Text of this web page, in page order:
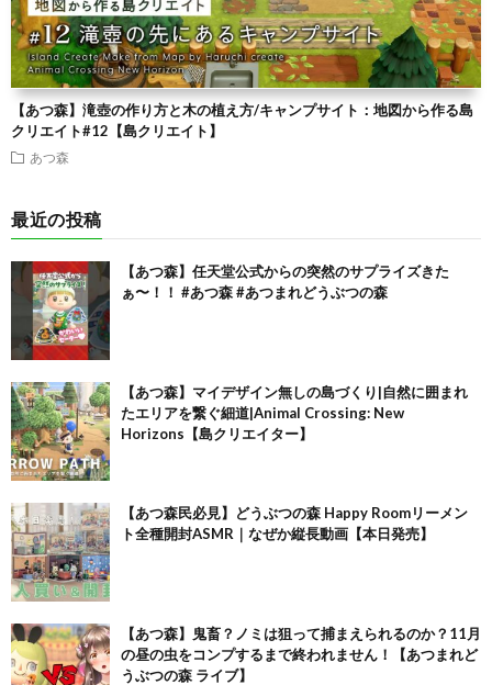
【あつ森】滝壺の作り方と木の植え方/キャンプサイト：地図から作る島
クリエイト#12【島クリエイト】
あつ森
最近の投稿
【あつ森】任天堂公式からの突然のサプライズきた
ぁ〜！！ #あつ森 #あつまれどうぶつの森
【あつ森】マイデザイン無しの島づくり|自然に囲まれ
たエリアを繋ぐ細道|Animal Crossing: New
Horizons【島クリエイター】
【あつ森民必見】どうぶつの森 Happy Roomリーメン
ト全種開封ASMR｜なぜか縦長動画【本日発売】
【あつ森】鬼畜？ノミは狙って捕まえられるのか？11月
の昼の虫をコンプするまで終われません！【あつまれど
うぶつの森 ライブ】